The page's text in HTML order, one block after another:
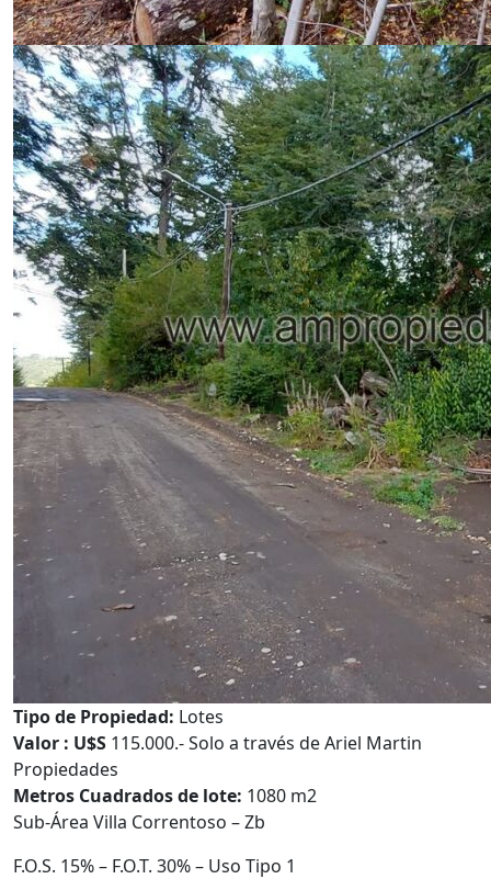
Tipo de Propiedad: Lotes
Valor : U$S 115.000.- Solo a través de Ariel Martin
Propiedades
Metros Cuadrados de lote: 1080 m2
Sub-Área Villa Correntoso – Zb
F.O.S. 15% – F.O.T. 30% – Uso Tipo 1